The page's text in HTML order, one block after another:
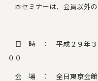
本セミナーは、会員以外の
日 時 ： 平成２９年３月
００
会 場 ： 全日東京会館